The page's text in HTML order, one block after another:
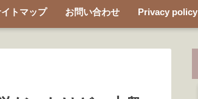
トマップ お問い合わせ Privacy policy